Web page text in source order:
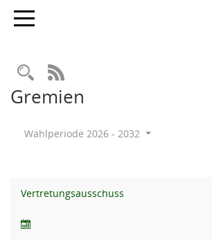
Toggle navigation
Rechercheauswahl
RSS-Feed
Gremien
Wahlperiode 2026 - 2032
Vertretungsausschuss